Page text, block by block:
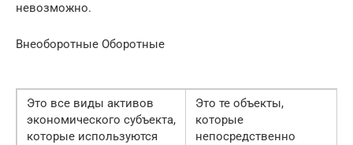
невозможно.
Внеоборотные Оборотные
Это все виды активов
экономического субъекта,
которые используются
Это те объекты,
которые
непосредственно